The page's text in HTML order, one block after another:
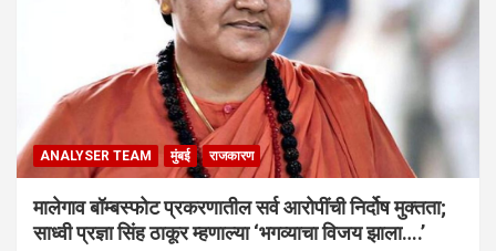
ANALYSER TEAM मुंबई राजकारण
मालेगाव बॉम्बस्फोट प्रकरणातील सर्व आरोपींची निर्दोष मुक्तता;
साध्वी प्रज्ञा सिंह ठाकूर म्हणाल्या ‘भगव्याचा विजय झाला….’